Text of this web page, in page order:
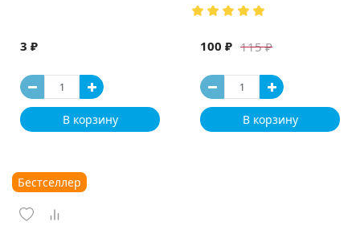
3 ₽
В корзину
(Испания)
115 ₽
100 ₽
В корзину
Бестселлер